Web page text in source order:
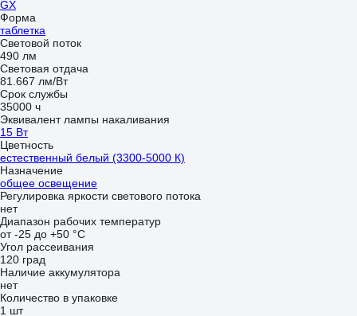
GX
Форма
таблетка
Световой поток
490 лм
Световая отдача
81.667 лм/Вт
Срок службы
35000 ч
Эквивалент лампы накаливания
15 Вт
Цветность
естественный белый (3300-5000 К)
Назначение
общее освещение
Регулировка яркости светового потока
нет
Диапазон рабочих температур
от -25 до +50 °С
Угол рассеивания
120 град
Наличие аккумулятора
нет
Количество в упаковке
1 шт